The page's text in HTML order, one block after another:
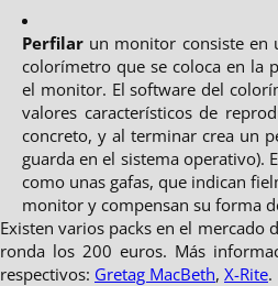
Perfilar un monitor consiste en
colorímetro que se coloca en la
el monitor. El software del
valores característicos de
concreto, y al terminar crea un
guarda en el sistema operativo).
como unas gafas, que indican
monitor y compensan su forma
Existen varios packs en el
ronda los 200 euros. Más
respectivos: Gretag MacBeth, X-Rite.